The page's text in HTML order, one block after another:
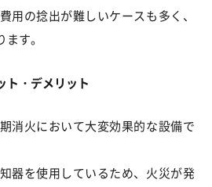
用の捻出が難しいケースも多く、
す。
ト・デメリット
消火において大変効果的な設備で
器を使用しているため、火災が発